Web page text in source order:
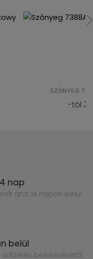
nap
árut 14 napon belül
belül
a fizetés beérkezésétől